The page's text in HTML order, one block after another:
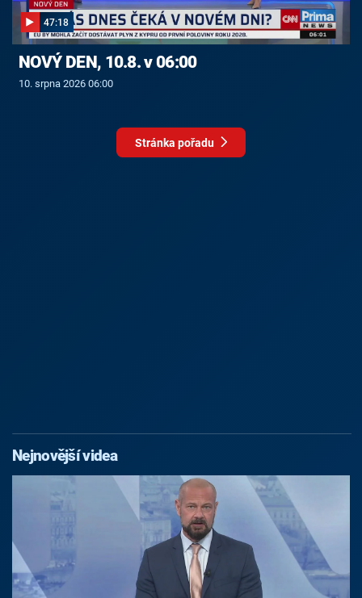
47:18
NOVÝ DEN, 10.8. v 06:00
10. srpna 2026 06:00
Stránka pořadu
Nejnovější videa